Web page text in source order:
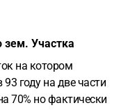
зем. Участка
на котором
году на две части
70% но фактически